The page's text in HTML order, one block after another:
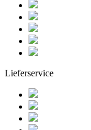
Lieferservice